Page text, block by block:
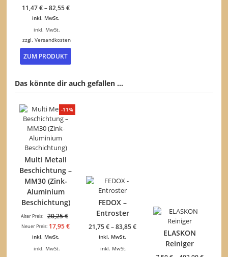
11,47€–82,55€
inkl. MwSt.
inkl. MwSt.
zzgl.Versandkosten
ZUM PRODUKT
Dieses
Varianten
Die
Optionen
werden
Das könnte dir auch gefallen …
-11%
Multi Metall
Beschichtung –
MM30 (Zink-
Aluminium
Beschichtung)
Alter Preis: 20,25€Ursprünglicher
Preis
Neuer Preis: 17,95€Aktueller
inkl. MwSt.
inkl. MwSt.
FEDOX –
Entroster
21,75€–83,85€
inkl. MwSt.
inkl. MwSt.
ELASKON
Reiniger